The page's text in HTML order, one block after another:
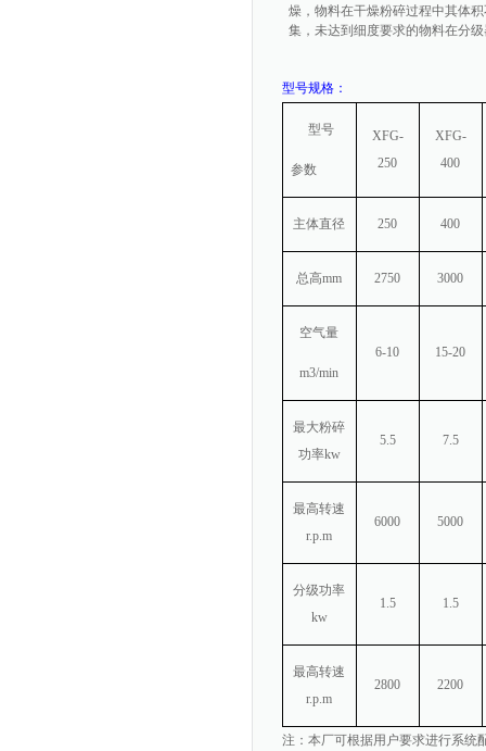
燥，物料在干燥粉碎过程中其体
集，未达到细度要求的物料在分
型号规格：
型号
参数
XFG-
250
XFG-
400
主体直径 250 400
总高mm 2750 3000
空气量
m3/min
6-10 15-20
最大粉碎
功率kw
5.5 7.5
最高转速
r.p.m
6000 5000
分级功率
kw
1.5 1.5
最高转速
r.p.m
2800 2200
注：本厂可根据用户要求进行系统